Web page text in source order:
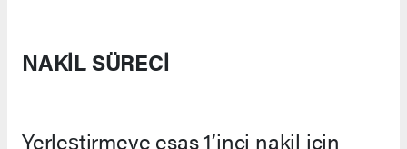
NAKİL SÜRECİ
Yerleştirmeye esas 1’inci nakil için